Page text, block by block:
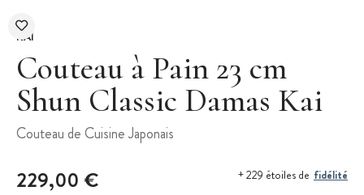
KAI
Couteau à Pain 23 cm
Shun Classic Damas Kai
Couteau de Cuisine Japonais
229,00 € + 229 étoiles de fidélité